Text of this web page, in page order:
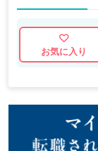
お気に入り